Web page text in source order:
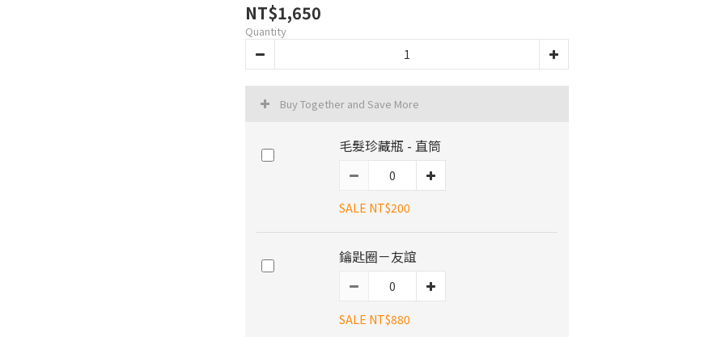
NT$1,650
Quantity
Buy Together and Save More
毛髮珍藏瓶 - 直筒
SALE NT$200
鑰匙圈－友誼
SALE NT$880